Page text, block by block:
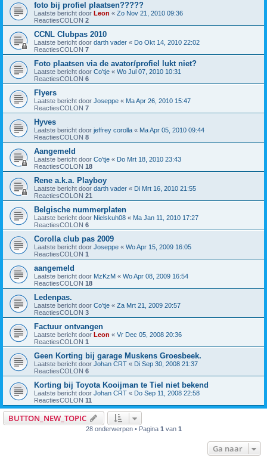
foto bij profiel plaatsen?????
Laatste bericht door Leon « Zo Nov 21, 2010 09:36
ReactiesCOLON 2
CCNL Clubpas 2010
Laatste bericht door darth vader « Do Okt 14, 2010 22:02
ReactiesCOLON 7
Foto plaatsen via de avator/profiel lukt niet?
Laatste bericht door Co'tje « Wo Jul 07, 2010 10:31
ReactiesCOLON 6
Flyers
Laatste bericht door Joseppe « Ma Apr 26, 2010 15:47
ReactiesCOLON 7
Hyves
Laatste bericht door jeffrey corolla « Ma Apr 05, 2010 09:44
ReactiesCOLON 8
Aangemeld
Laatste bericht door Co'tje « Do Mrt 18, 2010 23:43
ReactiesCOLON 18
Rene a.k.a. Playboy
Laatste bericht door darth vader « Di Mrt 16, 2010 21:55
ReactiesCOLON 21
Belgische nummerplaten
Laatste bericht door Nielskuh08 « Ma Jan 11, 2010 17:27
ReactiesCOLON 6
Corolla club pas 2009
Laatste bericht door Joseppe « Wo Apr 15, 2009 16:05
ReactiesCOLON 1
aangemeld
Laatste bericht door MzKzM « Wo Apr 08, 2009 16:54
ReactiesCOLON 18
Ledenpas.
Laatste bericht door Co'tje « Za Mrt 21, 2009 20:57
ReactiesCOLON 3
Factuur ontvangen
Laatste bericht door Leon « Vr Dec 05, 2008 20:36
ReactiesCOLON 1
Geen Korting bij garage Muskens Groesbeek.
Laatste bericht door Johan CRT « Di Sep 30, 2008 21:37
ReactiesCOLON 6
Korting bij Toyota Kooijman te Tiel niet bekend
Laatste bericht door Johan CRT « Do Sep 11, 2008 22:58
ReactiesCOLON 11
BUTTON_NEW_TOPIC
28 onderwerpen • Pagina 1 van 1
Ga naar